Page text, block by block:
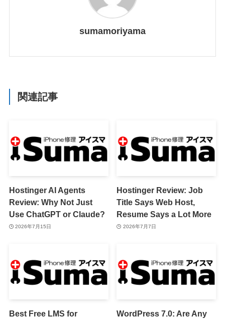
sumamoriyama
関連記事
Hostinger AI Agents
Review: Why Not Just
Use ChatGPT or Claude?
2026年7月15日
Hostinger Review: Job
Title Says Web Host,
Resume Says a Lot More
2026年7月7日
Best Free LMS for
WordPress 7.0: Are Any